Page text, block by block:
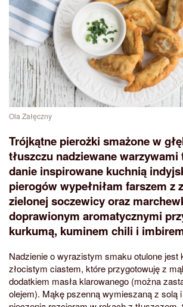
Ola Załęczny
Trójkątne pierożki smażone w
tłuszczu nadziewane warzywami
danie inspirowane kuchnią
pierogów wypełniłam farszem z
zielonej soczewicy oraz
doprawionym aromatycznymi
kurkumą, kuminem chili i
Nadzienie o wyrazistym smaku otulone jest
złocistym ciastem, które przygotowuję z
dodatkiem masła klarowanego (można
olejem). Mąkę pszenną wymieszaną z solą